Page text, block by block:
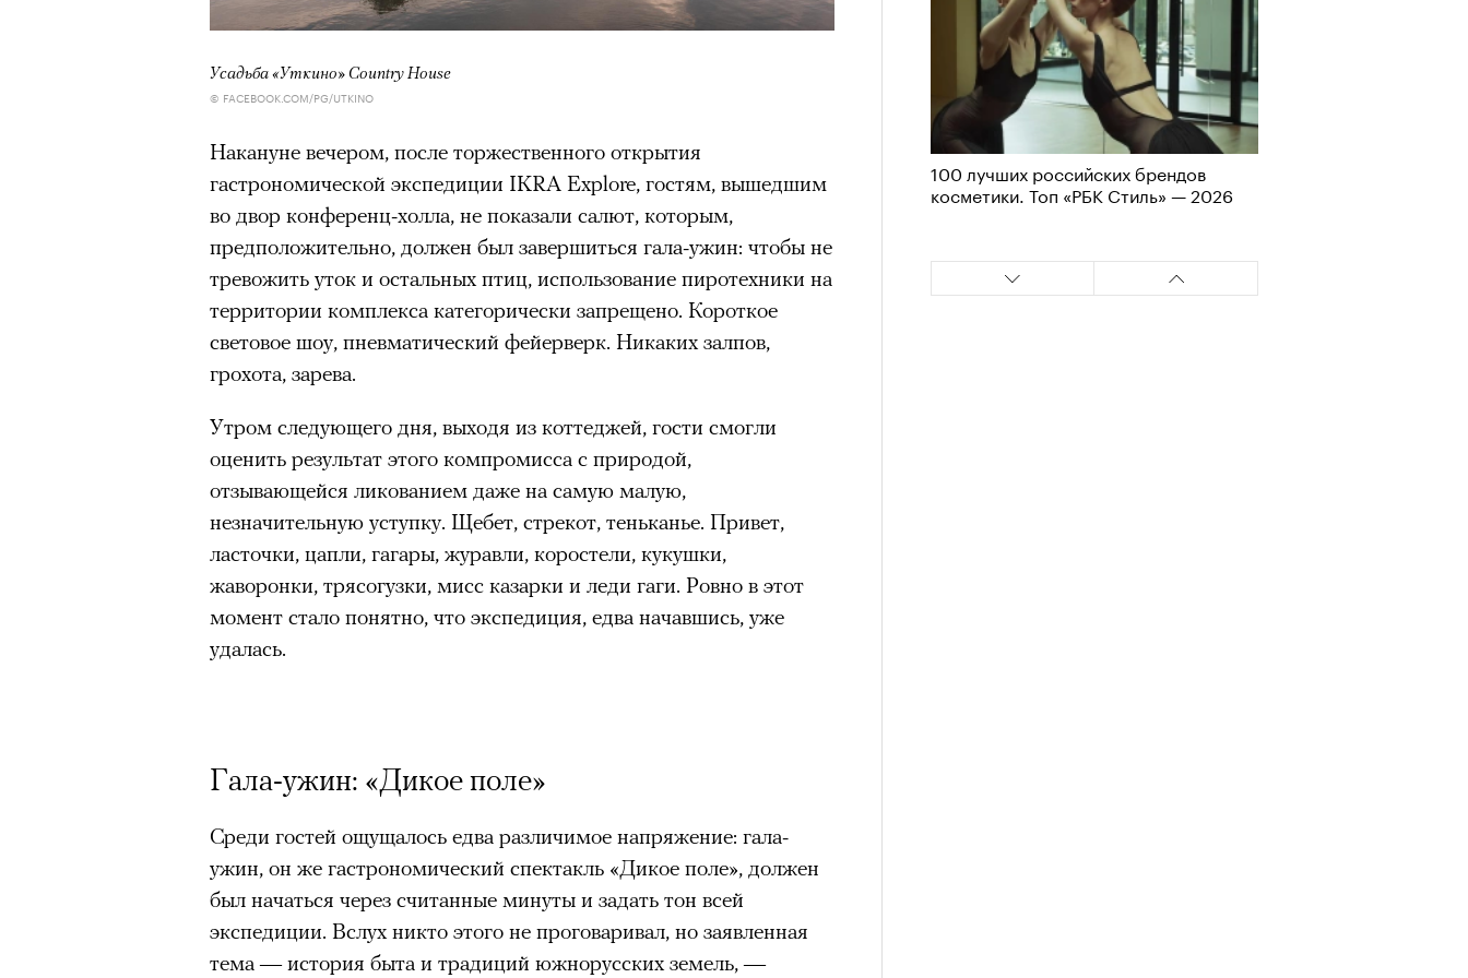
100 лучших российских брендов
косметики. Топ «РБК Стиль» — 2026
00:00
Усадьба «Уткино» Country House
© FACEBOOK.COM/PG/UTKINO
Накануне вечером, после торжественного открытия
гастрономической экспедиции IKRA Explore, гостям, вышедшим
во двор конференц-холла, не показали салют, которым,
предположительно, должен был завершиться гала-ужин: чтобы не
тревожить уток и остальных птиц, использование пиротехники на
территории комплекса категорически запрещено. Короткое
световое шоу, пневматический фейерверк. Никаких залпов,
грохота, зарева.
Утром следующего дня, выходя из коттеджей, гости смогли
оценить результат этого компромисса с природой,
отзывающейся ликованием даже на самую малую,
незначительную уступку. Щебет, стрекот, теньканье. Привет,
ласточки, цапли, гагары, журавли, коростели, кукушки,
жаворонки, трясогузки, мисс казарки и леди гаги. Ровно в этот
момент стало понятно, что экспедиция, едва начавшись, уже
удалась.
Гала-ужин: «Дикое поле»
Среди гостей ощущалось едва различимое напряжение: гала-
ужин, он же гастрономический спектакль «Дикое поле», должен
был начаться через считанные минуты и задать тон всей
экспедиции. Вслух никто этого не проговаривал, но заявленная
тема — история быта и традиций южнорусских земель, —
«РБК Визионеры» и masters:dom
очнувшийся Нур) точно не будет лишним в дни очередного
обострения мигрантского кризиса.
Адресованный европейцам
добросердечный призыв
точно не будет лишним в
дни очередного обострения
мигрантского кризиса.
Кадр из фильма «Зеленые глаза»
© JUNE FILMS